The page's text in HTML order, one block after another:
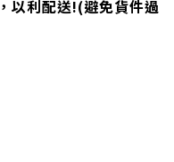
，以利配送!(避免貨件過